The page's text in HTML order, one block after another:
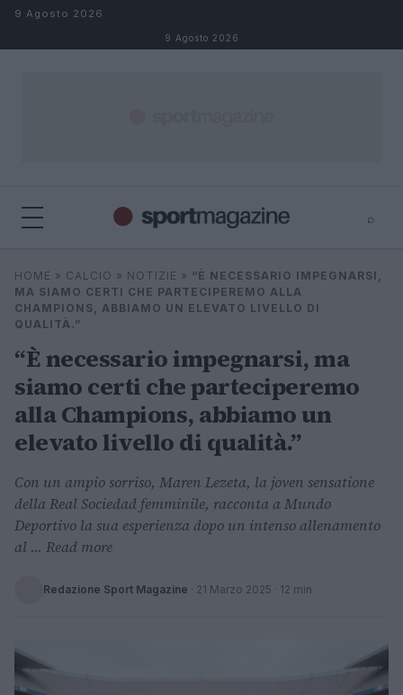
Salta al contenuto
9 Agosto 2026
9 Agosto 2026
⌕
Cerca
⌕ ×
HOME » CALCIO » NOTIZIE » “È NECESSARIO IMPEGNARSI,
MA SIAMO CERTI CHE PARTECIPEREMO ALLA
CHAMPIONS, ABBIAMO UN ELEVATO LIVELLO DI
QUALITÀ.”
“È necessario impegnarsi, ma
siamo certi che parteciperemo
alla Champions, abbiamo un
elevato livello di qualità.”
Con un ampio sorriso, Maren Lezeta, la joven sensatione
della Real Sociedad femminile, racconta a Mundo
Deportivo la sua esperienza dopo un intenso allenamento
al ... Read more
Redazione Sport Magazine · 21 Marzo 2025 · 12 min